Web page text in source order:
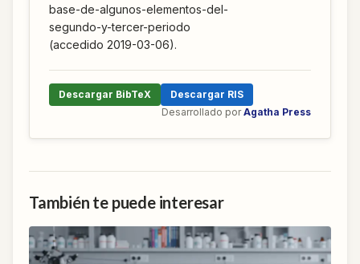
base-de-algunos-elementos-del-
segundo-y-tercer-periodo
(accedido 2019-03-06).
Descargar BibTeX
Descargar RIS
Desarrollado por Agatha Press
También te puede interesar